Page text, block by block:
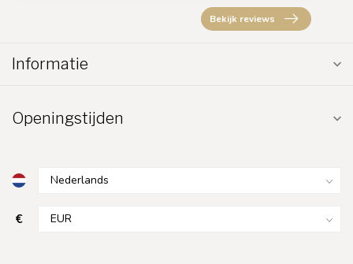
Bekijk reviews
Informatie
Openingstijden
€